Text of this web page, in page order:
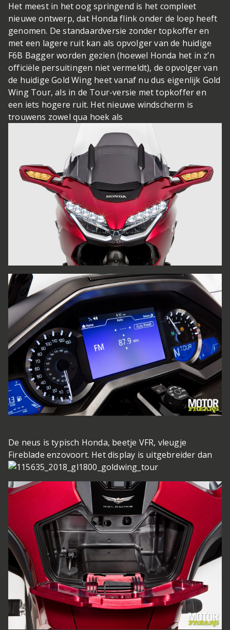
Het meest in het oog springend is het compleet
nieuwe ontwerp, dat Honda flink onder de loep heeft
genomen. De standaardversie zonder topkoffer en
met een lagere ruit kan als opvolger van de huidige
F6B Bagger worden gezien (hoewel Honda het in z’n
officiële persuitingen niet vermeldt), de opvolger van
de huidige Gold Wing heet vanaf nu dus eigenlijk Gold
Wing Tour, als in de Tour-versie met topkoffer en
een iets hogere ruit. Het nieuwe windscherm is
trouwens zowel qua hoek als
De neus is typisch Honda, beetje VFR, vleugje
Fireblade enzovoort. Het display is uitgebreider dan